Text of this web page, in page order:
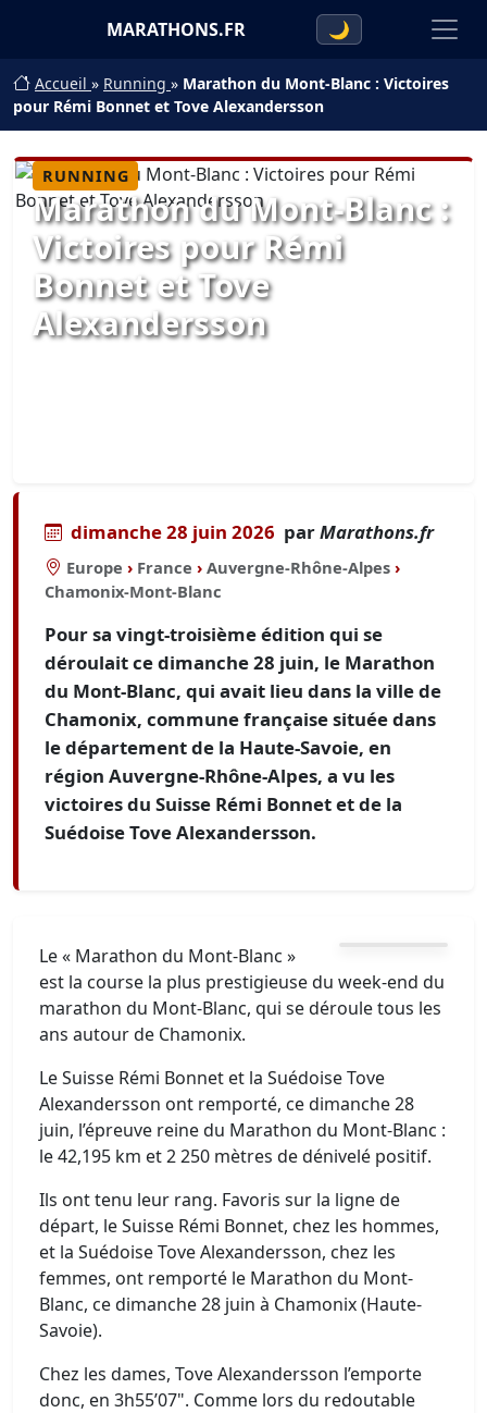
MARATHONS.FR 🌙
Accueil » Running » Marathon du Mont-Blanc : Victoires
pour Rémi Bonnet et Tove Alexandersson
RUNNING
Marathon du Mont-Blanc :
Victoires pour Rémi
Bonnet et Tove
Alexandersson
dimanche 28 juin 2026 parMarathons.fr
Europe › France › Auvergne-Rhône-Alpes ›
Chamonix-Mont-Blanc
Pour sa vingt-troisième édition qui se
déroulait ce dimanche 28 juin, le Marathon
du Mont-Blanc, qui avait lieu dans la ville de
Chamonix, commune française située dans
le département de la Haute-Savoie, en
région Auvergne-Rhône-Alpes, a vu les
victoires du Suisse Rémi Bonnet et de la
Suédoise Tove Alexandersson.
Le « Marathon du Mont-Blanc »
est la course la plus prestigieuse du week-end du
marathon du Mont-Blanc, qui se déroule tous les
ans autour de Chamonix.
Le Suisse Rémi Bonnet et la Suédoise Tove
Alexandersson ont remporté, ce dimanche 28
juin, l’épreuve reine du Marathon du Mont-Blanc :
le 42,195 km et 2 250 mètres de dénivelé positif.
Ils ont tenu leur rang. Favoris sur la ligne de
départ, le Suisse Rémi Bonnet, chez les hommes,
et la Suédoise Tove Alexandersson, chez les
femmes, ont remporté le Marathon du Mont-
Blanc, ce dimanche 28 juin à Chamonix (Haute-
Savoie).
Chez les dames, Tove Alexandersson l’emporte
donc, en 3h55’07". Comme lors du redoutable